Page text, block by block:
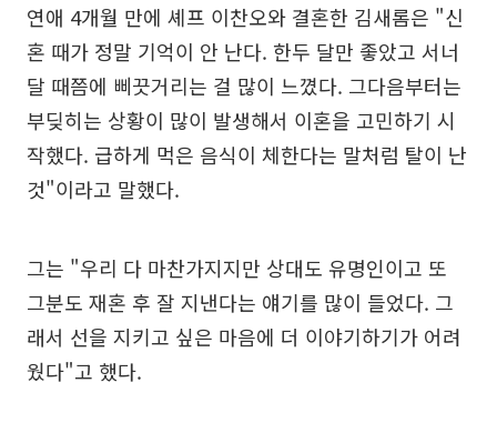
연애 4개월 만에 셰프 이찬오와 결혼한 김새롬은 "신
혼 때가 정말 기억이 안 난다. 한두 달만 좋았고 서너
달 때쯤에 삐끗거리는 걸 많이 느꼈다. 그다음부터는
부딪히는 상황이 많이 발생해서 이혼을 고민하기 시
작했다. 급하게 먹은 음식이 체한다는 말처럼 탈이 난
것"이라고 말했다.
그는 "우리 다 마찬가지지만 상대도 유명인이고 또
그분도 재혼 후 잘 지낸다는 얘기를 많이 들었다. 그
래서 선을 지키고 싶은 마음에 더 이야기하기가 어려
웠다"고 했다.